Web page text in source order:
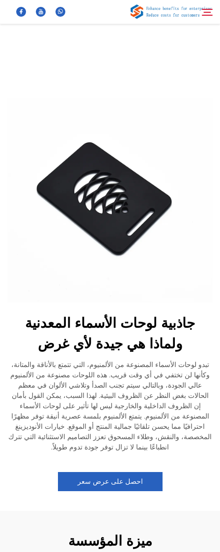
جاذبية لوحات الأسماء المعدنية
ولماذا هي جيدة لأي غرض
تبدو لوحات الأسماء المصنوعة من الألمنيوم، التي تتمتع بالأناقة والمتانة،
وكأنها لن تختفي في أي وقت قريب. هذه اللوحات مصنوعة من الألمنيوم
عالي الجودة، وبالتالي سيتم تجنب الصدأ وتلاشي الألوان في معظم
الحالات بغض النظر عن الظروف البيئية. لهذا السبب، يمكن القول بأمان
إن الظروف الداخلية والخارجية ليس لها تأثير على لوحات الأسماء
المصنوعة من الألمنيوم. يتمتع الألمنيوم بلمسة عصرية أنيقة توفر مظهرًا
احترافيًا مما يحسن تلقائيًا جمالية المنتج أو الموقع. خيارات الأنوديزينغ
المخصصة، والنقش، وطلاء المسحوق تعزز التصاميم الاستثنائية التي تترك
انطباعًا بينما لا تزال توفر جودة تدوم طويلاً.
احصل على عرض سعر
ميزة المؤسسة